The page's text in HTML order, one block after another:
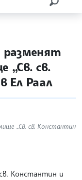
разменят
„Св. св.
Ел Раал
„Св. св. Константин
Константин и